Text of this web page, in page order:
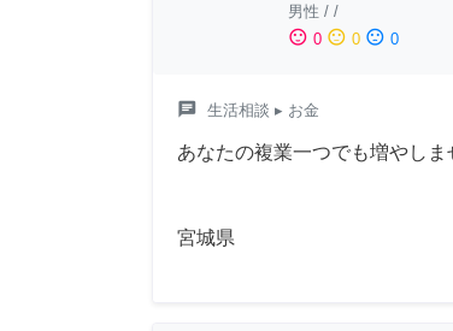
男性 / /
sentiment_satisfied 0 sentiment_neutral 0 sentiment_dissatisfied 0
chat 生活相談 ▸ お金
あなたの複業一つでも増やしま
宮城県